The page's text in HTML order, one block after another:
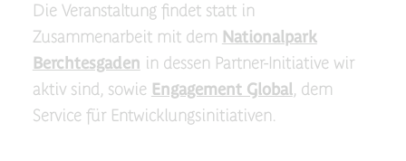
Die Veranstaltung findet statt in
Zusammenarbeit mit dem Nationalpark
Berchtesgaden in dessen Partner-Initiative wir
aktiv sind, sowie Engagement Global, dem
Service für Entwicklungsinitiativen.